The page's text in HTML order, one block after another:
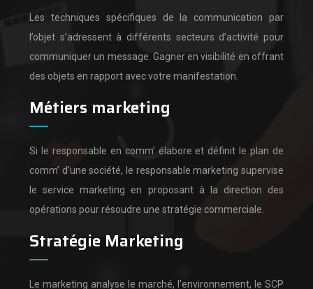
Les techniques spécifiques de la communication par
l’objet s’adressent à différents secteurs d’activité pour
communiquer un message. Gagner en visibilité en offrant
des objets en rapport avec votre manifestation.
Métiers marketing
Si le responsable en comm’ élabore et définit le plan de
comm’ d’une société, le responsable marketing supervise
le service marketing en proposant à la direction des
opérations pour résoudre une stratégie commerciale.
Stratégie Marketing
Le marketing analyse le marché, l’environnement, le SCP